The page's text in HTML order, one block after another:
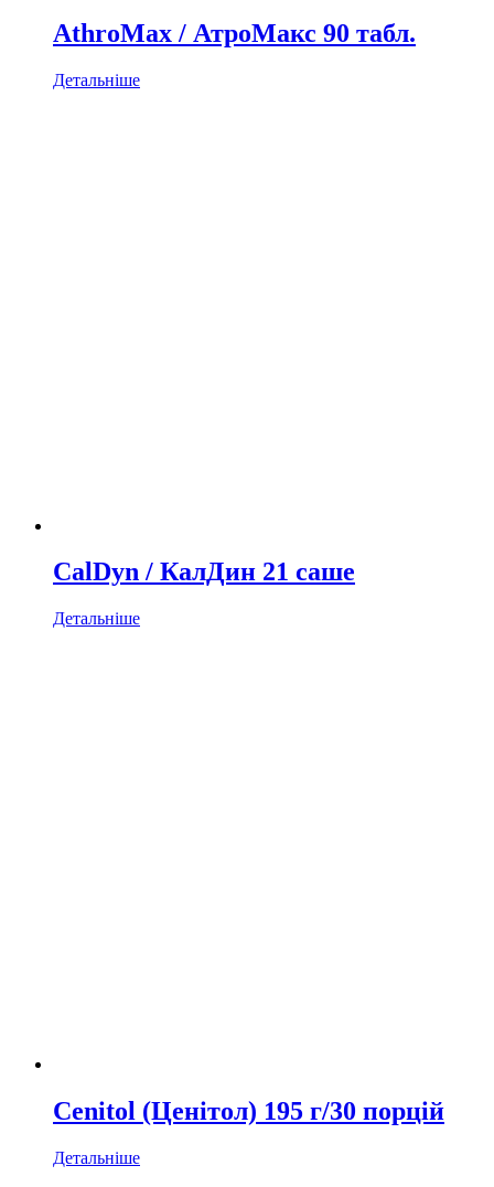
AthroMax / АтроМакс 90 табл.
Детальніше
CalDyn / КалДин 21 саше
Детальніше
Cenitol (Ценітол) 195 г/30 порцій
Детальніше